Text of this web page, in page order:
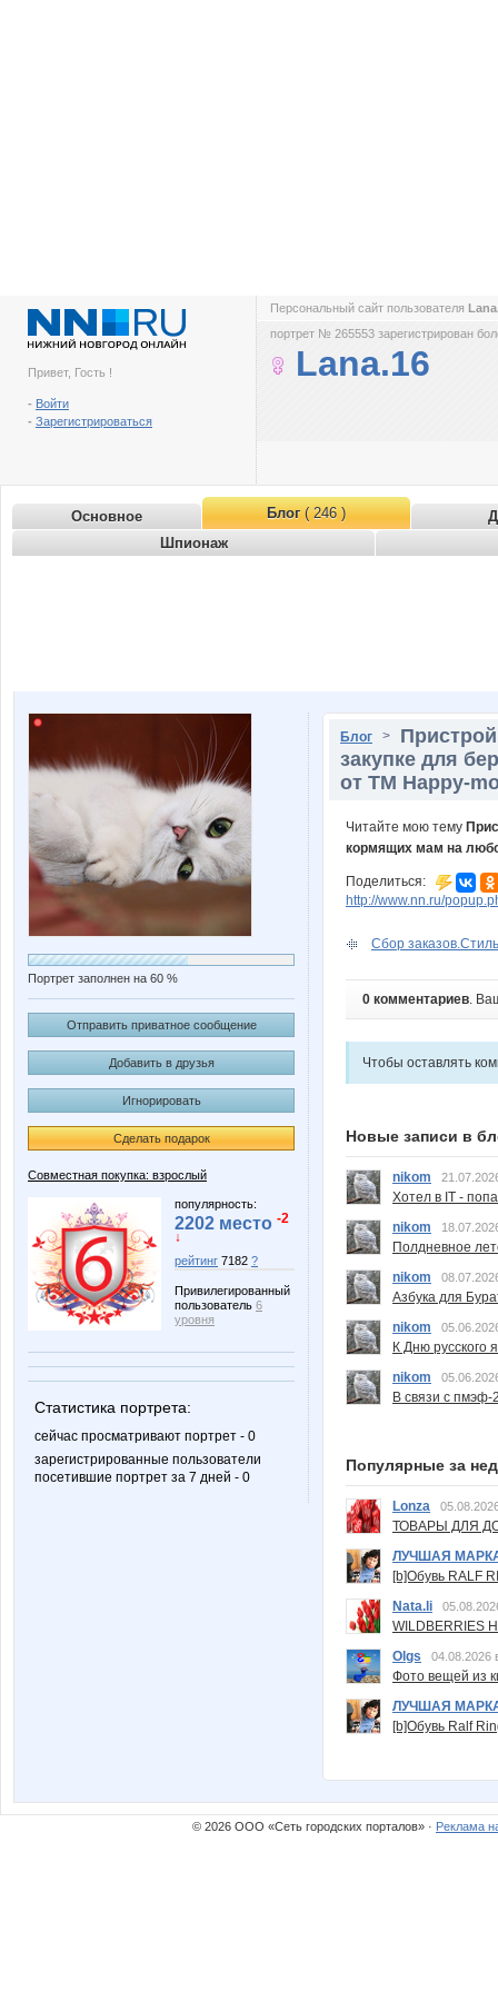
Привет, Гость !
- Войти
- Зарегистрироваться
Персональный сайт пользователя
портрет № 265553 зарегистрирован
Lana.16
Основное Блог( 246 )
Шпионаж
Портрет заполнен на 60 %
Отправить приватное сообщение
Добавить в друзья
Игнорировать
Сделать подарок
Совместная покупка: взрослый
популярность:
2202 место -2
↓
рейтинг 7182 ?
Привилегированный
пользователь 6
уровня
Статистика портрета:
сейчас просматривают портрет - 0
зарегистрированные пользователи
посетившие портрет за 7 дней - 0
Блог >
закупке для
от ТМ Happy-
Читайте мою тему
кормящих мам на
Поделиться:
http://www.nn.ru/
Сбор
0 комментариев.
Чтобы оставлять
Новые записи в
nikom
Хотел в IT -
nikom
Полдневное
nikom
Азбука для
nikom
К Дню русского
nikom
В связи с пмэф-
Популярные за
Lonza
ТОВАРЫ ДЛЯ
ЛУЧШАЯ
[b]Обувь RALF
Nata.li
Olgs
04.08.2026
Фото вещей из
ЛУЧШАЯ
[b]Обувь Ralf
© 2026 ООО «Сеть городских порталов» · Реклама